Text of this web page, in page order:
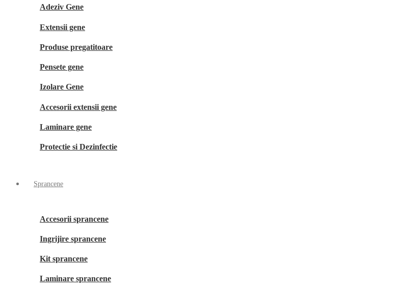
Adeziv Gene
Extensii gene
Produse pregatitoare
Pensete gene
Izolare Gene
Accesorii extensii gene
Laminare gene
Protectie si Dezinfectie
Sprancene
Accesorii sprancene
Ingrijire sprancene
Kit sprancene
Laminare sprancene